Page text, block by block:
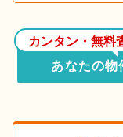
カンタン・無料
あなたの物